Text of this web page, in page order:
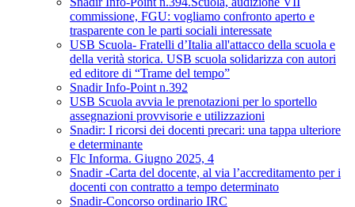
commissione, FGU: vogliamo confronto aperto e
trasparente con le parti sociali interessate
USB Scuola- Fratelli d’Italia all'attacco della scuola e
della verità storica. USB scuola solidarizza con autori
ed editore di “Trame del tempo”
Snadir Info-Point n.392
USB Scuola avvia le prenotazioni per lo sportello
assegnazioni provvisorie e utilizzazioni
Snadir: I ricorsi dei docenti precari: una tappa ulteriore
e determinante
Flc Informa. Giugno 2025, 4
Snadir -Carta del docente, al via l’accreditamento per i
docenti con contratto a tempo determinato
Snadir-Concorso ordinario IRC